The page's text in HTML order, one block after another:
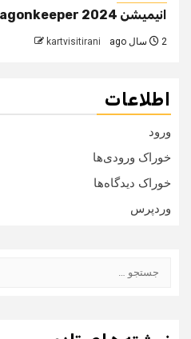
انیمیشن Dragonkeeper 2024 نگهبان اژدها
2 سال ago kartvisitirani
اطلاعات
ورود
خوراک ورودی‌ها
خوراک دیدگاه‌ها
وردپرس